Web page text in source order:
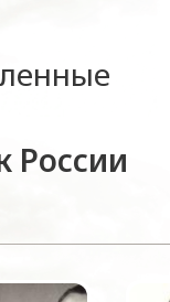
России